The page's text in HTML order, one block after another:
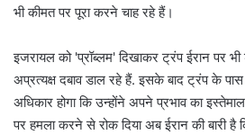
भी कीमत पर पूरा करने चाह रहे हैं।
इजरायल को 'प्रॉब्लम' दिखाकर ट्रंप ईरान पर भी
अप्रत्यक्ष दबाव डाल रहे हैं. इसके बाद ट्रंप के
अधिकार होगा कि उन्होंने अपने प्रभाव का
पर हमला करने से रोक दिया अब ईरान की बारी है